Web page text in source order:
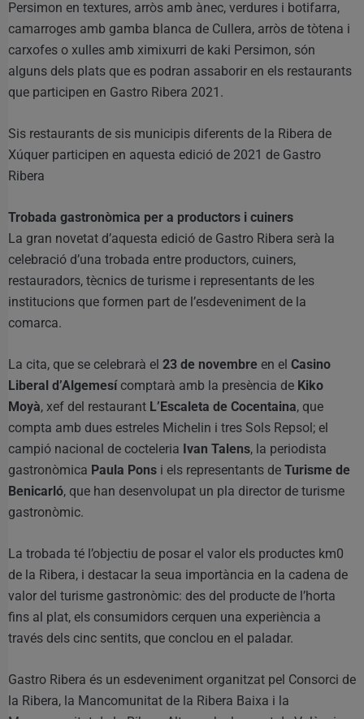
Persimon en textures, arròs amb ànec, verdures i botifarra,
camarroges amb gamba blanca de Cullera, arròs de tòtena i
carxofes o xulles amb ximixurri de kaki Persimon, són
alguns dels plats que es podran assaborir en els restaurants
que participen en Gastro Ribera 2021.
Sis restaurants de sis municipis diferents de la Ribera de
Xúquer participen en aquesta edició de 2021 de Gastro
Ribera
Trobada gastronòmica per a productors i cuiners
La gran novetat d’aquesta edició de Gastro Ribera serà la
celebració d’una trobada entre productors, cuiners,
restauradors, tècnics de turisme i representants de les
institucions que formen part de l’esdeveniment de la
comarca.
La cita, que se celebrarà el 23 de novembre en el Casino
Liberal d’Algemesícomptarà amb la presència de Kiko
Moyà, xef del restaurant L’Escaleta de Cocentaina, que
compta amb dues estreles Michelin i tres Sols Repsol; el
campió nacional de cocteleria Ivan Talens, la periodista
gastronòmica Paula Pons i els representants de Turisme de
Benicarló, que han desenvolupat un pla director de turisme
gastronòmic.
La trobada té l’objectiu de posar el valor els productes km0
de la Ribera, i destacar la seua importància en la cadena de
valor del turisme gastronòmic: des del producte de l’horta
fins al plat, els consumidors cerquen una experiència a
través dels cinc sentits, que conclou en el paladar.
Gastro Ribera és un esdeveniment organitzat pel Consorci de
la Ribera, la Mancomunitat de la Ribera Baixa i la